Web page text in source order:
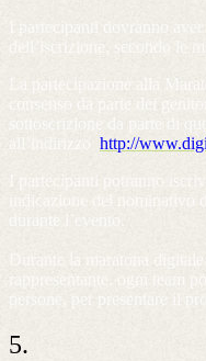
I partecipanti dovranno
dell’iscrizione, secondo le
La partecipazione alla
consenso da parte dei
sottoscrizione da parte di
all’indirizzo http://
I partecipanti potranno
indicazione del nominativo
durante l’evento.
Durante la maratona
rappresentante, ogni team
persone, per presentare il
5.